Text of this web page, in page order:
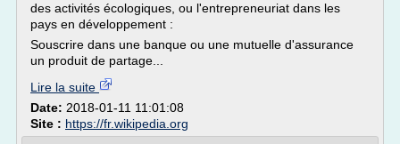
des activités écologiques, ou l'entrepreneuriat dans les
pays en développement :
Souscrire dans une banque ou une mutuelle d'assurance
un produit de partage...
Lire la suite
Date: 2018-01-11 11:01:08
Site : https://fr.wikipedia.org